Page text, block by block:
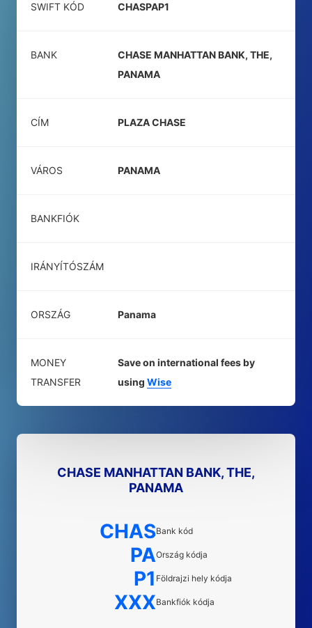
SWIFT KÓD CHASPAP1
BANK
CHASE MANHATTAN BANK, THE,
PANAMA
CÍM PLAZA CHASE
VÁROS PANAMA
BANKFIÓK
IRÁNYÍTÓSZÁM
ORSZÁG Panama
MONEY
TRANSFER
Save on international fees by
using Wise
CHASE MANHATTAN BANK, THE,
PANAMA
CHASBank kód
PAOrszág kódja
P1 Földrajzi hely kódja
XXXBankfiók kódja